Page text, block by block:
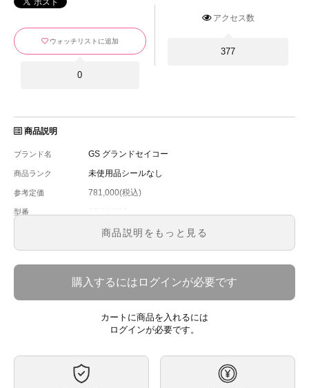
アクセス数
377
ウォッチリストに追加
0
商品説明
ブランド名 GS グランドセイコー
商品ランク 未使用品シールなし
参考定価 781,000(税込)
型番
メンズ
文字盤 シルバー文字盤
ムーブメント
37.3ｍｍ
ステンレス
箱・保証書(正規：2026年4月印)・サポートカード・規
格検定合格証明書
商品説明をもっと見る
購入するにはログインが必要です
カートに商品を入れるには
ログインが必要です。